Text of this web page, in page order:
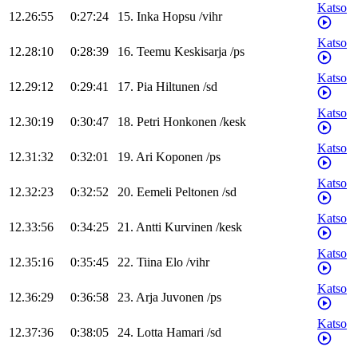
12.26:55 0:27:24 15. Inka Hopsu /vihr
Katso
12.28:10 0:28:39 16. Teemu Keskisarja /ps
Katso
12.29:12 0:29:41 17. Pia Hiltunen /sd
Katso
12.30:19 0:30:47 18. Petri Honkonen /kesk
Katso
12.31:32 0:32:01 19. Ari Koponen /ps
Katso
12.32:23 0:32:52 20. Eemeli Peltonen /sd
Katso
12.33:56 0:34:25 21. Antti Kurvinen /kesk
Katso
12.35:16 0:35:45 22. Tiina Elo /vihr
Katso
12.36:29 0:36:58 23. Arja Juvonen /ps
Katso
12.37:36 0:38:05 24. Lotta Hamari /sd
Katso